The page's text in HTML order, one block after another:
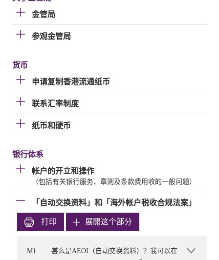
金管局
参观金管局
货币
申请复制香港流通纸币
联系汇率制度
纸币和硬币
银行体系
帐户的开立和操作
（包括有关银行服务、章则及条款费用收的一般问题）
「自动交换资料」和「海外帐户税收合规法案」
打印 展開这个部分
M1
甚么是AEOI（自动交换资料）？我可以在